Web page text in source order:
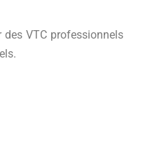
des VTC professionnels